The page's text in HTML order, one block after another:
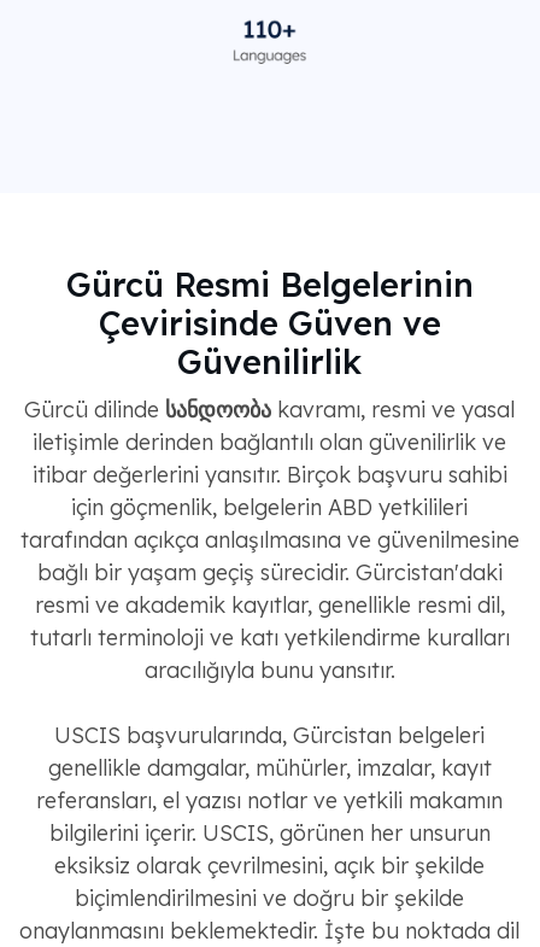
Gürcü Resmi Belgelerinin
Çevirisinde Güven ve
Güvenilirlik
Gürcü dilinde სანდოობა kavramı, resmi ve yasal
iletişimle derinden bağlantılı olan güvenilirlik ve
itibar değerlerini yansıtır. Birçok başvuru sahibi
için göçmenlik, belgelerin ABD yetkilileri
tarafından açıkça anlaşılmasına ve güvenilmesine
bağlı bir yaşam geçiş sürecidir. Gürcistan'daki
resmi ve akademik kayıtlar, genellikle resmi dil,
tutarlı terminoloji ve katı yetkilendirme kuralları
aracılığıyla bunu yansıtır.
USCIS başvurularında, Gürcistan belgeleri
genellikle damgalar, mühürler, imzalar, kayıt
referansları, el yazısı notlar ve yetkili makamın
bilgilerini içerir. USCIS, görünen her unsurun
eksiksiz olarak çevrilmesini, açık bir şekilde
biçimlendirilmesini ve doğru bir şekilde
onaylanmasını beklemektedir. İşte bu noktada dil